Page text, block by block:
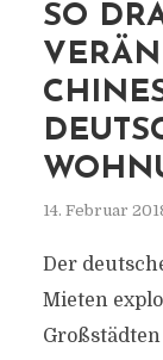
SO
14. Februar
Der
Mieten